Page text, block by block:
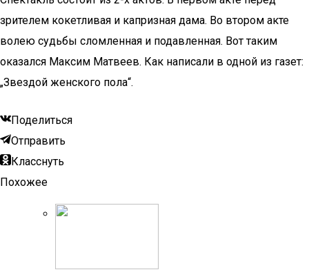
зрителем кокетливая и капризная дама. Во втором акте
волею судьбы сломленная и подавленная. Вот таким
оказался Максим Матвеев. Как написали в одной из газет:
„Звездой женского пола“.
Поделиться
Отправить
Класснуть
Похожее